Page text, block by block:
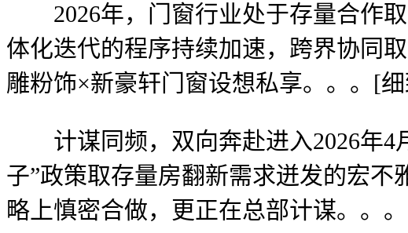
2026年，门窗行业处于存量合作取
体化迭代的程序持续加速，跨界协同
雕粉饰×新豪轩门窗设想私享。。。[细
计谋同频，双向奔赴进入2026年4
子”政策取存量房翻新需求迸发的宏不
略上慎密合做，更正在总部计谋。。。